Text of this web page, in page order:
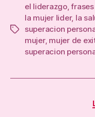
Tags
el liderazgo,
la mujer lider, la
superacion
mujer, mujer de
superacion